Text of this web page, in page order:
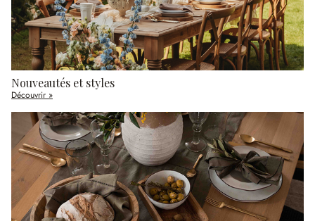
Nouveautés et styles
Découvrir »